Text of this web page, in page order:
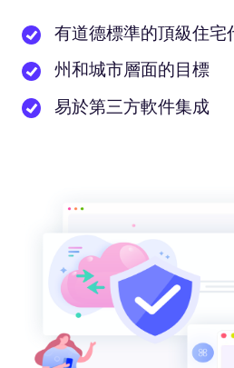
有道德標準的頂級住宅
州和城市層面的目標
易於第三方軟件集成